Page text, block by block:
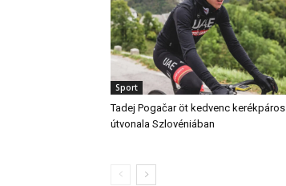
Sport
Tadej Pogačar öt kedvenc kerékpáros
útvonala Szlovéniában